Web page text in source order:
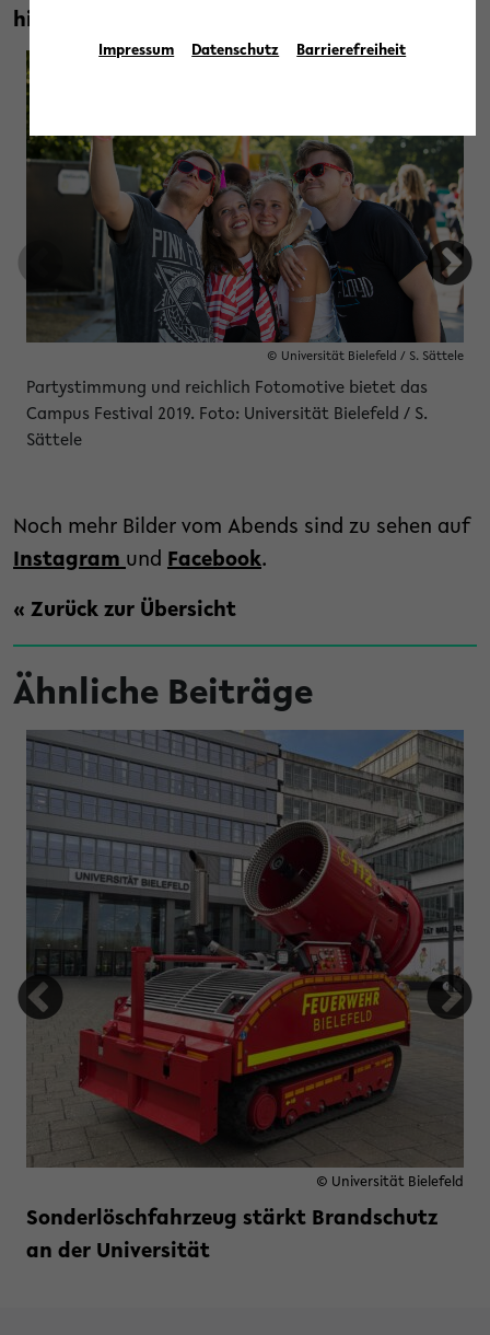
hier.
© Universität Bielefeld / S. Sättele
Partystimmung und reichlich Fotomotive bietet das
Campus Festival 2019. Foto: Universität Bielefeld / S.
Sättele
Noch mehr Bilder vom Abends sind zu sehen auf
Instagram und Facebook.
« Zurück zur Übersicht
Ähnliche Beiträge
© Universität Bielefeld
Sonderlöschfahrzeug stärkt Brandschutz
an der Universität
Impressum Datenschutz Barrierefreiheit